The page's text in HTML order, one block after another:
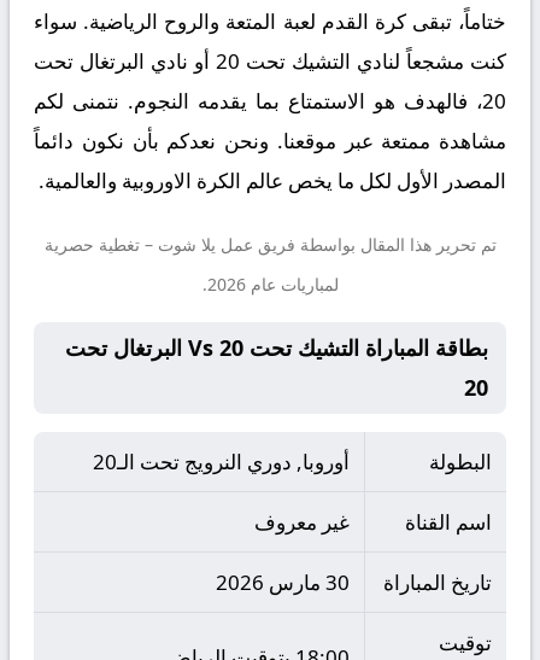
ختاماً، تبقى كرة القدم لعبة المتعة والروح الرياضية. سواء
كنت مشجعاً لنادي التشيك تحت 20 أو نادي البرتغال تحت
20، فالهدف هو الاستمتاع بما يقدمه النجوم. نتمنى لكم
مشاهدة ممتعة عبر موقعنا. ونحن نعدكم بأن نكون دائماً
المصدر الأول لكل ما يخص عالم الكرة الاوروبية والعالمية.
تم تحرير هذا المقال بواسطة فريق عمل يلا شوت – تغطية حصرية
لمباريات عام 2026.
بطاقة المباراة التشيك تحت 20 Vs البرتغال تحت
20
البطولة أوروبا, دوري النرويج تحت الـ20
اسم القناة غير معروف
تاريخ المباراة 30 مارس 2026
توقيت